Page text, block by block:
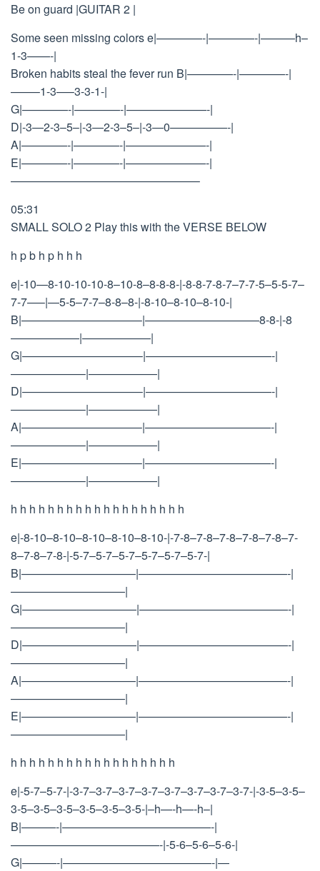
Be on guard |GUITAR 2 |
Some seen missing colors e|————-|————-|———h–
1-3——-|
Broken habits steal the fever run B|————-|————-|
——–1-3—–3-3-1-|
G|————-|————-|———————-|
D|-3—2-3–5–|-3—2-3–5–|-3—0—————-|
A|————-|————-|———————-|
E|————-|————-|———————-|
————————————————–
05:31
SMALL SOLO 2 Play this with the VERSE BELOW
h p b h p h h h
e|-10—8-10-10-10-8–10-8–8-8-8-|-8-8-7-8-7–7-7-5–5-5-7–
7-7—–|—5-5–7-7–8-8–8-|-8-10–8-10–8-10-|
B|——————————–|——————————8-8-|-8
——————|——————|
G|——————————–|———————————-|
——————–|——————|
D|——————————–|———————————-|
——————–|——————|
A|——————————–|———————————-|
——————–|——————|
E|——————————–|———————————-|
——————–|——————|
h h h h h h h h h h h h h h h h h h h
e|-8-10–8-10–8-10–8-10–8-10-|-7-8–7-8–7-8–7-8–7-8–7-
8–7-8–7-8-|-5-7–5-7–5-7–5-7–5-7–5-7-|
B|——————————|—————————————-|
——————————|
G|——————————|—————————————-|
——————————|
D|——————————|—————————————-|
——————————|
A|——————————|—————————————-|
——————————|
E|——————————|—————————————-|
——————————|
h h h h h h h h h h h h h h h h h h
e|-5-7–5-7-|-3-7–3-7–3-7–3-7–3-7–3-7–3-7–3-7-|-3-5–3-5–
3-5–3-5–3-5–3-5–3-5–3-5-|–h—-h—-h–|
B|———-|—————————————-|
—————————————-|-5-6–5-6–5-6-|
G|———-|—————————————-|—